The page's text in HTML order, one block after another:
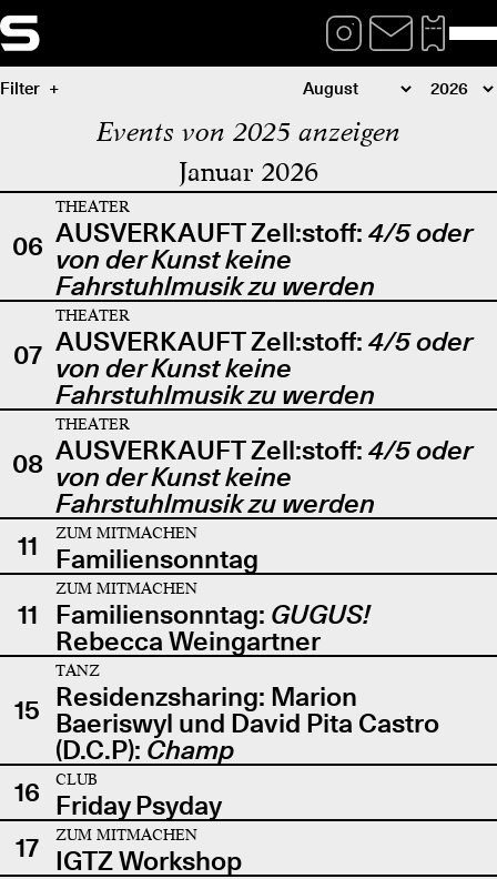
Filter
Events von 2025 anzeigen
Januar 2026
06
THEATER
AUSVERKAUFT Zell:stoff: 4/5 oder
von der Kunst keine
Fahrstuhlmusik zu werden
07
THEATER
AUSVERKAUFT Zell:stoff: 4/5 oder
von der Kunst keine
Fahrstuhlmusik zu werden
08
THEATER
AUSVERKAUFT Zell:stoff: 4/5 oder
von der Kunst keine
Fahrstuhlmusik zu werden
11
ZUM MITMACHEN
Familiensonntag
11
ZUM MITMACHEN
Familiensonntag: GUGUS!
Rebecca Weingartner
15
TANZ
Residenzsharing: Marion
Baeriswyl und David Pita Castro
(D.C.P): Champ
16
CLUB
Friday Psyday
17
ZUM MITMACHEN
IGTZ Workshop